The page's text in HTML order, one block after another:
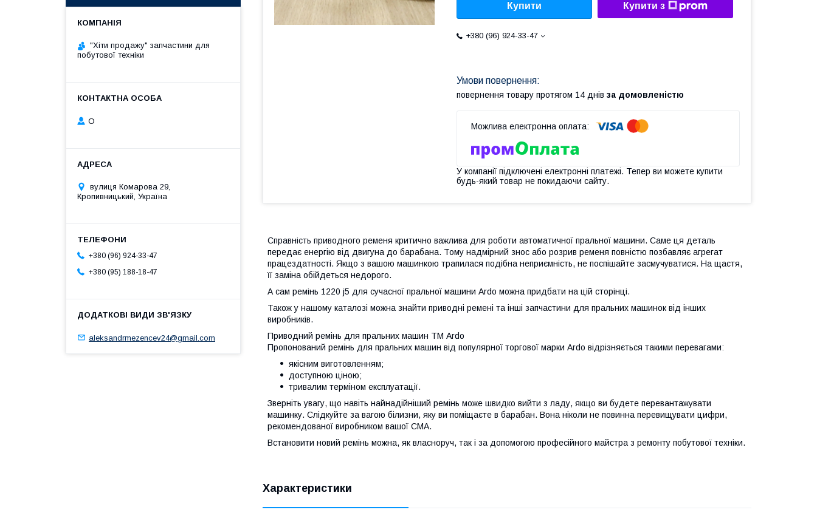
Купити Купити з
+380 (96) 924-33-47
повернення товару протягом 14 днів за домовленістю
У компанії підключені електронні платежі. Тепер ви можете купити
будь-який товар не покидаючи сайту.
Справність приводного ременя критично важлива для роботи автоматичної пральної машини. Саме ця деталь
передає енергію від двигуна до барабана. Тому надмірний знос або розрив ременя повністю позбавляє агрегат
працездатності. Якщо з вашою машинкою трапилася подібна неприємність, не поспішайте засмучуватися. На щастя,
її заміна обійдеться недорого.
А сам ремінь 1220 j5 для сучасної пральної машини Ardo можна придбати на цій сторінці.
Також у нашому каталозі можна знайти приводні ремені та інші запчастини для пральних машинок від інших
виробників.
Приводний ремінь для пральних машин ТМ Ardo
Пропонований ремінь для пральних машин від популярної торгової марки Ardo відрізняється такими перевагами:
якісним виготовленням;
доступною ціною;
тривалим терміном експлуатації.
Зверніть увагу, що навіть найнадійніший ремінь може швидко вийти з ладу, якщо ви будете перевантажувати
машинку. Слідкуйте за вагою білизни, яку ви поміщаєте в барабан. Вона ніколи не повинна перевищувати цифри,
рекомендованої виробником вашої СМА.
Встановити новий ремінь можна, як власноруч, так і за допомогою професійного майстра з ремонту побутової техніки.
Характеристики
"Хіти продажу" запчастини для
побутової техніки
О
вулиця Комарова 29,
Кропивницький, Україна
+380 (96) 924-33-47
+380 (95) 188-18-47
aleksandrmezencev24@gmail.com